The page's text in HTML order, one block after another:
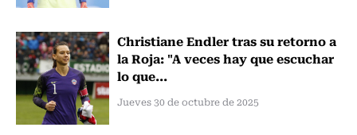
Christiane Endler tras su retorno a
la Roja: "A veces hay que escuchar
lo que...
Jueves 30 de octubre de 2025